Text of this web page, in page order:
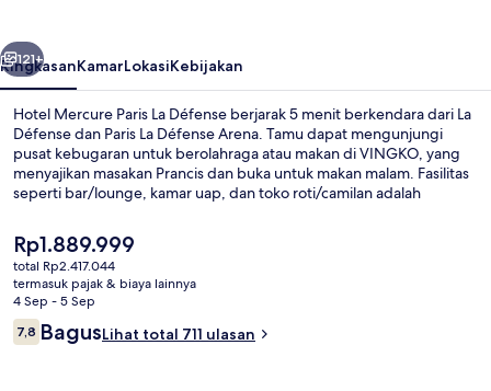
Berikutnya
121+
RingkasanKamarLokasiKebijakan
Hotel Mercure Paris La Défense berjarak 5 menit berkendara dari La
Défense dan Paris La Défense Arena. Tamu dapat mengunjungi
pusat kebugaran untuk berolahraga atau makan di VINGKO, yang
menyajikan masakan Prancis dan buka untuk makan malam. Fasilitas
seperti bar/lounge, kamar uap, dan toko roti/camilan adalah
Harga
saat
ini
Rp1.889.999
Rp1.889.999
total Rp2.417.044
termasuk pajak & biaya lainnya
4 Sep - 5 Sep
Ulasan
7,87,8 dari 10
BagusLihat total 711 ulasan